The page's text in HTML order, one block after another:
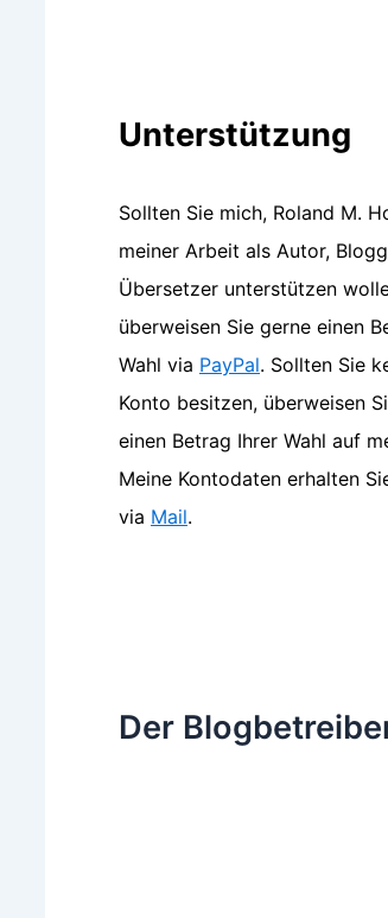
Unterstützung
Sollten Sie mich, Roland M.
meiner Arbeit als Autor,
Übersetzer unterstützen
überweisen Sie gerne einen
Wahl via PayPal. Sollten Sie
Konto besitzen, überweisen
einen Betrag Ihrer Wahl auf
Meine Kontodaten erhalten
via Mail.
Der